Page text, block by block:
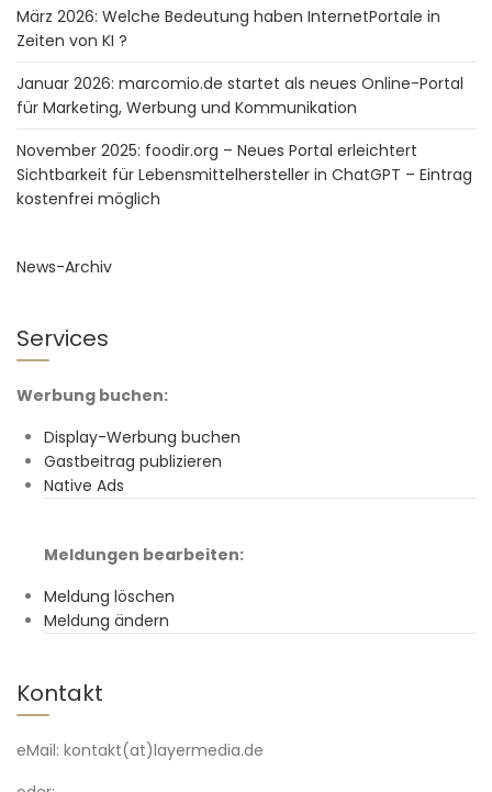
März 2026: Welche Bedeutung haben InternetPortale in
Zeiten von KI ?
Januar 2026: marcomio.de startet als neues Online-Portal
für Marketing, Werbung und Kommunikation
November 2025: foodir.org – Neues Portal erleichtert
Sichtbarkeit für Lebensmittelhersteller in ChatGPT – Eintrag
kostenfrei möglich
News-Archiv
Services
Werbung buchen:
Display-Werbung buchen
Gastbeitrag publizieren
Native Ads
Meldungen bearbeiten:
Meldung löschen
Meldung ändern
Kontakt
eMail: kontakt(at)layermedia.de